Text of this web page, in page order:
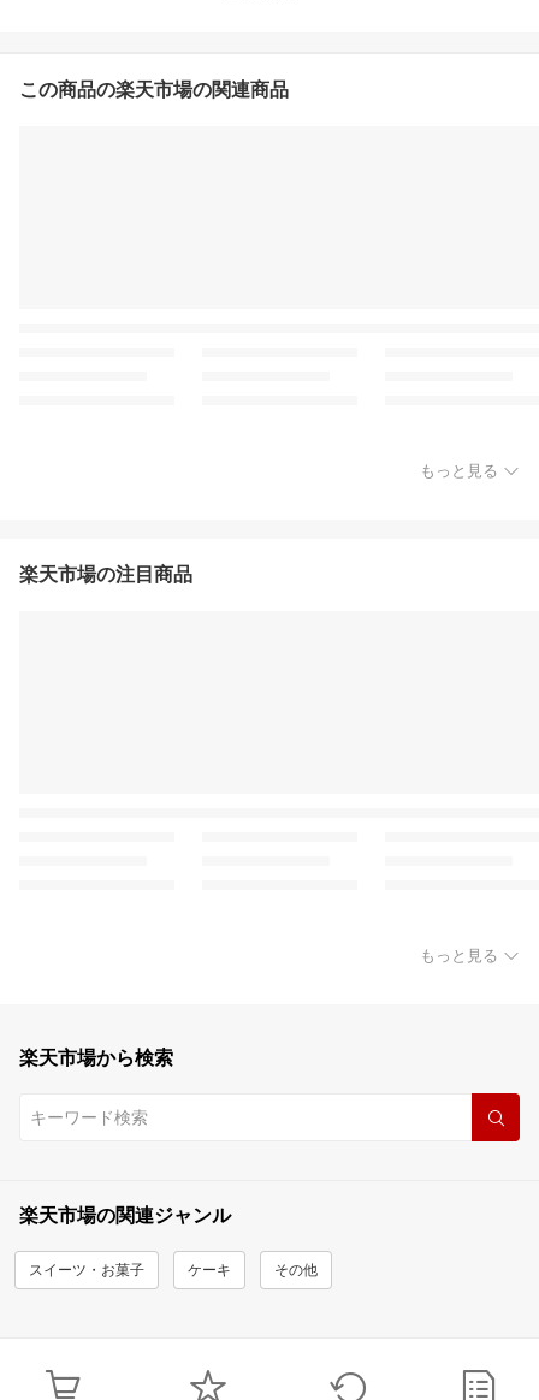
この商品の楽天市場の関連商品
もっと見る
楽天市場の注目商品
もっと見る
楽天市場から検索
楽天市場の関連ジャンル
スイーツ・お菓子 ケーキ その他